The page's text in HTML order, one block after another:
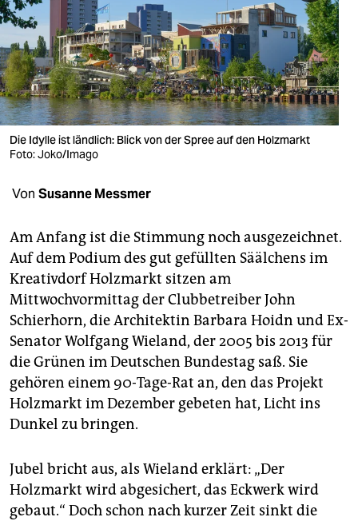
nord
wahrheit
verlag
verlag
veranstaltungen
shop
unterstützen
abo
genossenschaft
epaper login
Die Idylle ist ländlich: Blick von der Spree auf den Holzmarkt
Foto: Joko/Imago
Von Susanne Messmer
Am Anfang ist die Stimmung noch ausgezeichnet.
Auf dem Podium des gut gefüllten Säälchens im
Kreativdorf Holzmarkt sitzen am
Mittwochvormittag der Clubbetreiber John
Schierhorn, die Architektin Barbara Hoidn und Ex-
Senator Wolfgang Wieland, der 2005 bis 2013 für
die Grünen im Deutschen Bundestag saß. Sie
gehören einem 90-Tage-Rat an, den das Projekt
Holzmarkt im Dezember ge­beten hat, Licht ins
Dunkel zu bringen.
Jubel bricht aus, als Wieland erklärt: „Der
Holzmarkt wird abgesichert, das Eckwerk wird
gebaut.“ Doch schon nach kurzer Zeit sinkt die